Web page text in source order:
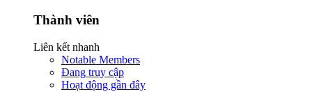
Thành viên
Liên kết nhanh
Notable Members
Đang truy cập
Hoạt động gần đây